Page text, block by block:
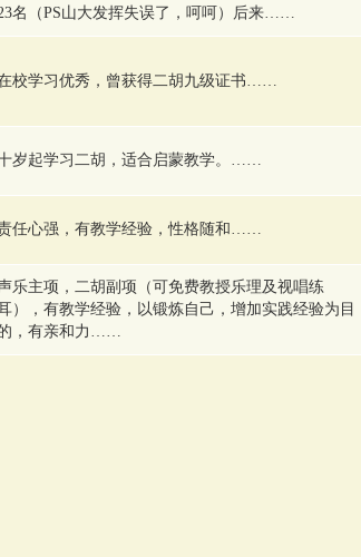
名（PS山大发挥失误了，呵呵）后来……
校学习优秀，曾获得二胡九级证书……
岁起学习二胡，适合启蒙教学。……
任心强，有教学经验，性格随和……
乐主项，二胡副项（可免费教授乐理及视唱练
），有教学经验，以锻炼自己，增加实践经验为目
，有亲和力……